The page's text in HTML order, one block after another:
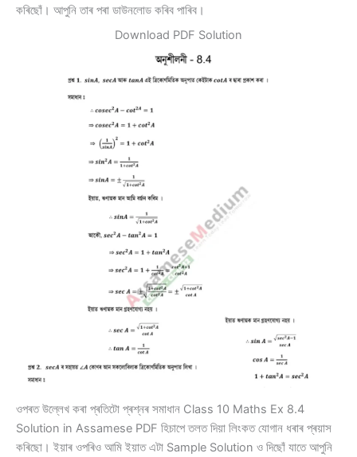
কৰিছোঁ। আপুনি তাৰ পৰা ডাউনলোড কৰিব পাৰিব।
Download PDF Solution
ওপৰত উল্লেখ কৰা প্ৰতিটো প্ৰশ্নৰ সমাধান Class 10 Maths Ex 8.4
Solution in Assamese PDF হিচাপে তলত দিয়া লিংকত যোগান ধৰাৰ প্ৰয়াস
কৰিছো। ইয়াৰ ওপৰিও আমি ইয়াত এটা Sample Solution ও দিছোঁ যাতে আপুনি